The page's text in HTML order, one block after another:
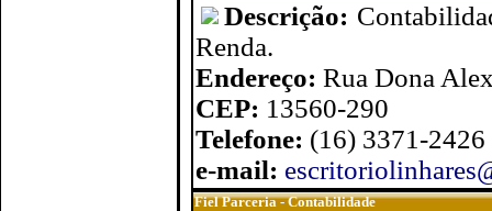
Descrição:
Renda.
Endereço: Rua Dona
CEP: 13560-290
Telefone: (16) 3371-2426
e-mail:
Fiel Parceria - Contabilidade